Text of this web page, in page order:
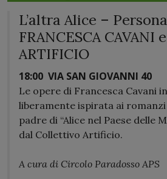
L’altra Alice –
FRANCESCA CAVANI
ARTIFICIO
18:00 VIA SAN GIOVANNI 40
Le opere di Francesca Cavani
liberamente ispirata ai
padre di “Alice nel Paese delle
dal Collettivo Artificio.
A cura di Circolo Paradosso APS